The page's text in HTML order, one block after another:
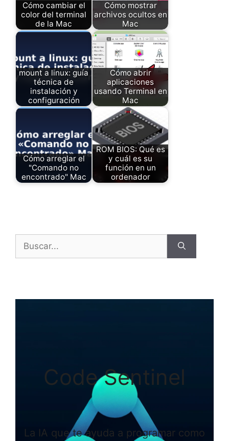
Cómo cambiar el
color del terminal
de la Mac
Cómo mostrar
archivos ocultos en
Mac
mount a linux: guía
técnica de
instalación y
configuración
Cómo abrir
aplicaciones
usando Terminal en
Mac
Cómo arreglar el
"Comando no
encontrado" Mac
ROM BIOS: Qué es
y cuál es su
función en un
ordenador
Code Sentinel
La IA que te ayuda a programar como